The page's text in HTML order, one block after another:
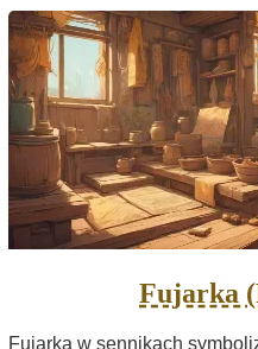
Fujarka
Fujarka w sennikach